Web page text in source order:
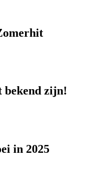
bekend zijn!
in 2025